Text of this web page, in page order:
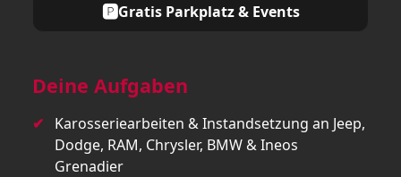
🅿️Gratis Parkplatz & Events
Deine Aufgaben
Karosseriearbeiten & Instandsetzung an Jeep,
Dodge, RAM, Chrysler, BMW & Ineos
Grenadier